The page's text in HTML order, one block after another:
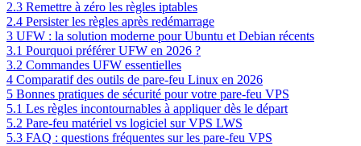
2.3 Remettre à zéro les règles iptables
2.4 Persister les règles après redémarrage
3 UFW : la solution moderne pour Ubuntu et Debian récents
3.1 Pourquoi préférer UFW en 2026 ?
3.2 Commandes UFW essentielles
4 Comparatif des outils de pare-feu Linux en 2026
5 Bonnes pratiques de sécurité pour votre pare-feu VPS
5.1 Les règles incontournables à appliquer dès le départ
5.2 Pare-feu matériel vs logiciel sur VPS LWS
5.3 FAQ : questions fréquentes sur les pare-feu VPS